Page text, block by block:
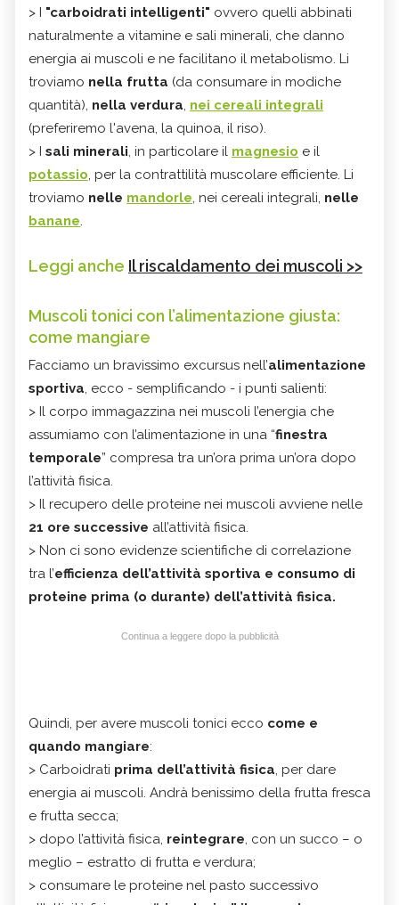
> I "carboidrati intelligenti" ovvero quelli abbinati
naturalmente a vitamine e sali minerali, che danno
energia ai muscoli e ne facilitano il metabolismo. Li
troviamo nella frutta (da consumare in modiche
quantità), nella verdura, nei cereali integrali
(preferiremo l'avena, la quinoa, il riso).
> I sali minerali, in particolare il magnesio e il
potassio, per la contrattilità muscolare efficiente. Li
troviamo nelle mandorle, nei cereali integrali, nelle
banane.
Leggi anche Il riscaldamento dei muscoli >>
Muscoli tonici con l’alimentazione giusta:
come mangiare
Facciamo un bravissimo excursus nell’alimentazione
sportiva, ecco - semplificando - i punti salienti:
> Il corpo immagazzina nei muscoli l’energia che
assumiamo con l’alimentazione in una “finestra
temporale” compresa tra un’ora prima un’ora dopo
l’attività fisica.
> Il recupero delle proteine nei muscoli avviene nelle
21 ore successive all’attività fisica.
> Non ci sono evidenze scientifiche di correlazione
tra l’efficienza dell’attività sportiva e consumo di
proteine prima (o durante) dell’attività fisica.
Continua a leggere dopo la pubblicità
Quindi, per avere muscoli tonici ecco come e
quando mangiare:
> Carboidrati prima dell’attività fisica, per dare
energia ai muscoli. Andrà benissimo della frutta fresca
e frutta secca;
> dopo l’attività fisica, reintegrare, con un succo – o
meglio – estratto di frutta e verdura;
> consumare le proteine nel pasto successivo